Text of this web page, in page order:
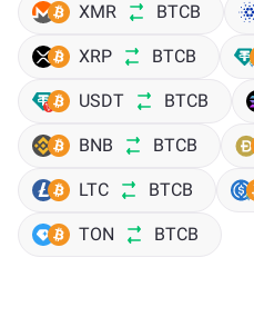
XMR BTCB
XRP BTCB
USDT BTCB
BNB BTCB
LTC BTCB
TON BTCB